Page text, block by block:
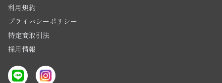
利用規約
プライバシーポリシー
特定商取引法
採用情報